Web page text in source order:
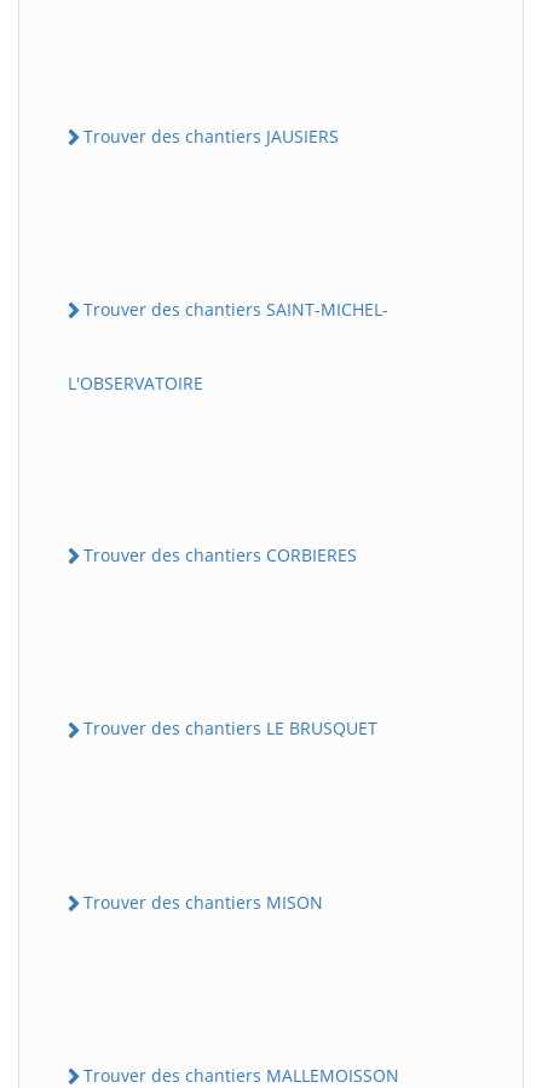
Trouver des chantiers JAUSIERS
Trouver des chantiers SAINT-MICHEL-
L'OBSERVATOIRE
Trouver des chantiers CORBIERES
Trouver des chantiers LE BRUSQUET
Trouver des chantiers MISON
Trouver des chantiers MALLEMOISSON